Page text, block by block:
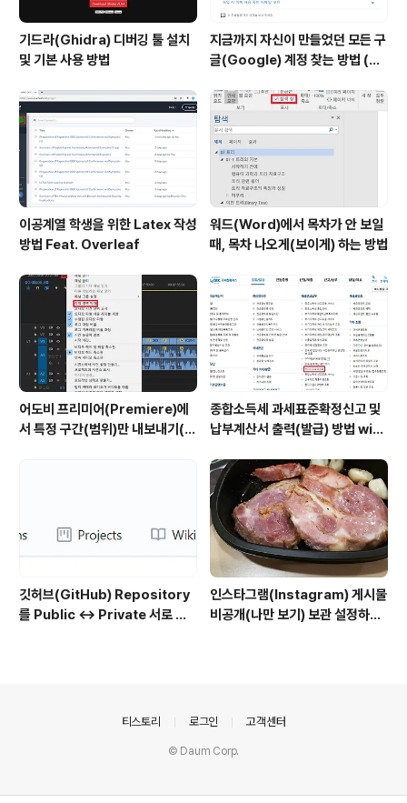
기드라(Ghidra) 디버깅 툴 설치
및 기본 사용 방법
지금까지 자신이 만들었던 모든 구
글(Google) 계정 찾는 방법 (핸
이공계열 학생을 위한 Latex 작성
방법 Feat. Overleaf
워드(Word)에서 목차가 안 보일
때, 목차 나오게(보이게) 하는 방법
어도비 프리미어(Premiere)에
서 특정 구간(범위)만 내보내기(출
종합소득세 과세표준확정신고 및
납부계산서 출력(발급) 방법 with
깃허브(GitHub) Repository
를 Public ↔ Private 서로 변
인스타그램(Instagram) 게시물
비공개(나만 보기) 보관 설정하는
티스토리 로그인 고객센터
© Daum Corp.